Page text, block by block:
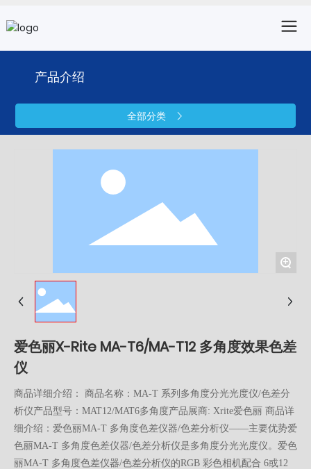
产品介绍
全部分类
+
爱色丽X-Rite MA-T6/MA-T12 多角度效果色差
仪
商品详细介绍： 商品名称：MA-T 系列多角度分光光度仪/色差分
析仪产品型号：MAT12/MAT6多角度产品展商: Xrite爱色丽 商品详
细介绍：爱色丽MA-T 多角度色差仪器/色差分析仪——主要优势爱
色丽MA-T 多角度色差仪器/色差分析仪是多角度分光光度仪。爱色
丽MA-T 多角度色差仪器/色差分析仪的RGB 彩色相机配合 6或12